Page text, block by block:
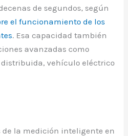
de segundos, según
el funcionamiento de los
. Esa capacidad también
avanzadas como
vehículo eléctrico
la medición inteligente en